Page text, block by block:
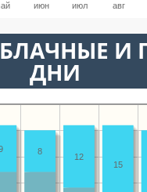
июн июл авг
И
ДНИ
15
12
8